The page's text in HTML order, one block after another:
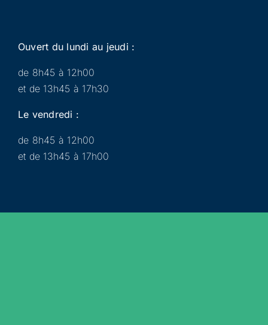
Ouvert du lundi au jeudi :
de 8h45 à 12h00
et de 13h45 à 17h30
Le vendredi :
de 8h45 à 12h00
et de 13h45 à 17h00